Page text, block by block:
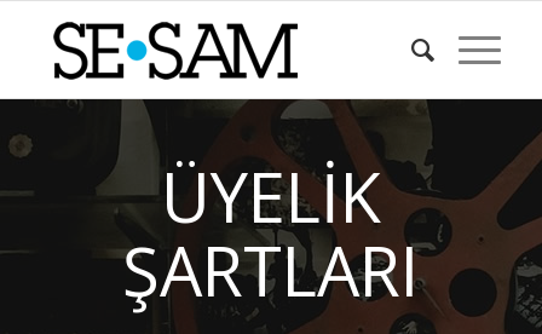
ÜYELİK
ŞARTLARI